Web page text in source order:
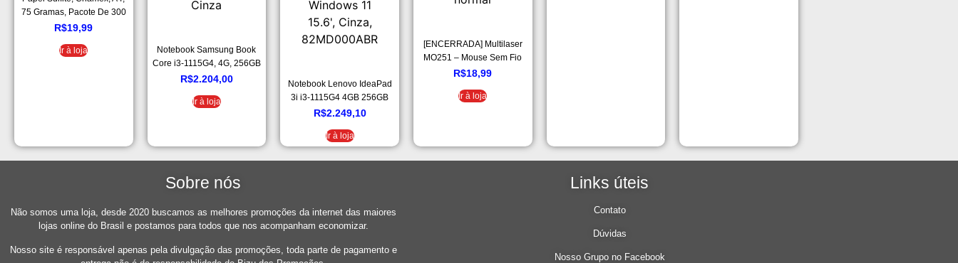
75 Gramas, Pacote De 300
Folhas
R$19,99
Ir à loja
Notebook Samsung Book
Core i3-1115G4, 4G, 256GB
SSD, Intel UHD, 15.6″FHD,
R$2.204,00
Ir à loja
Notebook Lenovo IdeaPad
3i i3-1115G4 4GB 256GB
SSD Intel UHD Graphics
82MD000ABR
R$2.249,10
Ir à loja
[ENCERRADA] Multilaser
MO251 – Mouse Sem Fio
2.4 Ghz 1200 DPI Usb,
R$18,99
Ir à loja
Sobre nós
Não somos uma loja, desde 2020 buscamos as melhores promoções da internet das maiores
lojas online do Brasil e postamos para todos que nos acompanham economizar.
Nosso site é responsável apenas pela divulgação das promoções, toda parte de pagamento e
Links úteis
Contato
Dúvidas
Nosso Grupo no Facebook